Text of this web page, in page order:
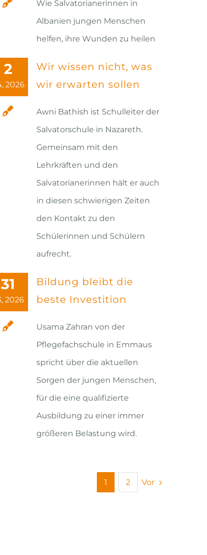
Wie Salvatorianerinnen in
Albanien jungen Menschen
helfen, ihre Wunden zu heilen
2
2026
Wir wissen nicht, was
wir erwarten sollen
Awni Bathish ist Schulleiter der
Salvatorschule in Nazareth.
Gemeinsam mit den
Lehrkräften und den
Salvatorianerinnen hält er auch
in diesen schwierigen Zeiten
den Kontakt zu den
Schülerinnen und Schülern
aufrecht.
31
2026
Bildung bleibt die
beste Investition
Usama Zahran von der
Pflegefachschule in Emmaus
spricht über die aktuellen
Sorgen der jungen Menschen,
für die eine qualifizierte
Ausbildung zu einer immer
größeren Belastung wird.
1 2 Vor